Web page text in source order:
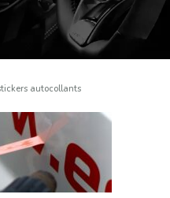
autocollants